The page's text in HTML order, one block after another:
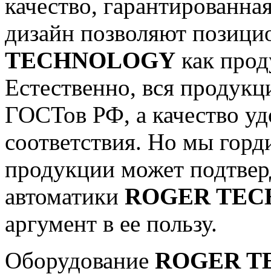
качество,
дизайн позволяют
TECHNOLOGY как
Естественно, вся
ГОСТов РФ, а качество
соответствия. Но мы
продукции может
автоматики ROGER
аргумент в ее пользу.
Оборудование ROGER